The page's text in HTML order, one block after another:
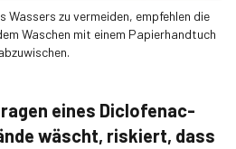
Wassers zu vermeiden, empfehlen die
Waschen mit einem Papierhandtuch
eines Diclofenac-
wäscht, riskiert, dass